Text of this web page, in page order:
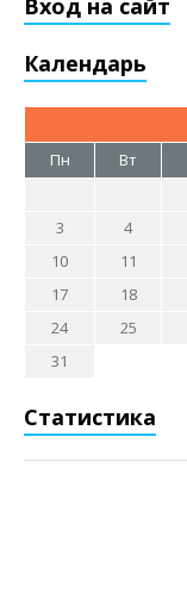
Календарь
Пн
Вт
3
4
10
11
17
18
24
25
31
Статистика